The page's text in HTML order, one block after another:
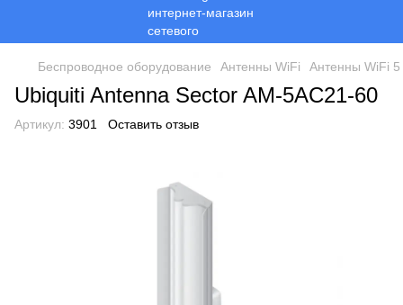
Беспроводное оборудование Антенны WiFi Антенны WiFi 5
Ubiquiti Antenna Sector AM-5AC21-60
Артикул: 3901 Оставить отзыв